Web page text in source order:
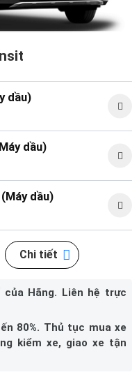
mái và trang bị nhiều tiện
nhu cầu sử dụng đa dạng
cơ Turbo Diesel 2.3L –
là 425Nm. Sự kết hợp
mẽ, ổn định nhưng vẫn
đáng kể. Tất cả các phiên
nghệ hỗ trợ lái xe thông
cho người dùng.
dầu)
dầu)
dầu)
Chi tiết
Hãng. Liên hệ trực
80%. Thủ tục mua xe
kiểm xe, giao xe tận